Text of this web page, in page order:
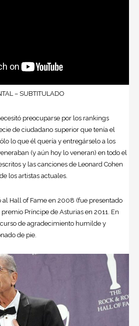
– SUBTITULADO
preocuparse por los rankings
de ciudadano superior que tenía el
lo que él quería y entregárselo a los
(y aún hoy lo veneran) en todo el
y las canciones de Leonard Cohen
los artistas actuales.
Hall of Fame en 2008 (fue presentado
Príncipe de Asturias en 2011. En
de agradecimiento humilde y
de pie.